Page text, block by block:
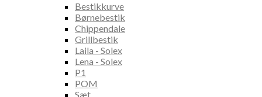
Bestikkurve
Børnebestik
Chippendale
Grillbestik
Laila - Solex
Lena - Solex
P1
POM
Sæt